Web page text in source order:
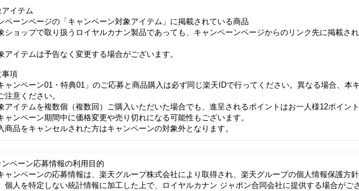
イテム
ペーンページの「キャンペーン対象アイテム」に掲載されている商品
ショップで取り扱うロイヤルカナン製品であっても、キャンペーンページからのリンク先に掲載さ
アイテムは予告なく変更する場合がございます。
事項
ャンペーン01・特典01」のご応募と商品購入は必ず同じ楽天IDで行ってください。異なる場合、本
注意ください。
アイテムを複数個（複数回）ご購入いただいた場合でも、進呈されるポイントはお一人様12ポイン
ャンペーン期間中に価格変更や売り切れになる可能性もございます。
商品をキャンセルされた方はキャンペーンの対象外となります。
ンペーン応募情報の利用目的
ャンペーンの応募情報は、楽天グループ株式会社により取得され、楽天グループの個人情報保護方
個人を特定しない統計情報に加工した上で、ロイヤルカナン ジャポン合同会社に提供する場合がご